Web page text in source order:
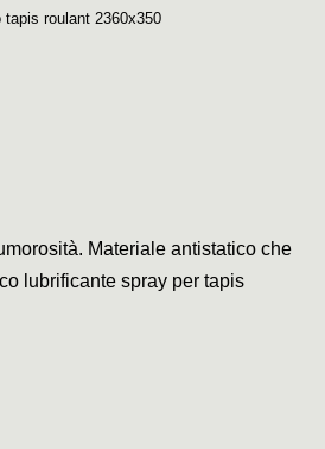
tapis roulant 2360x350
Materiale antistatico che
lubrificante spray per tapis